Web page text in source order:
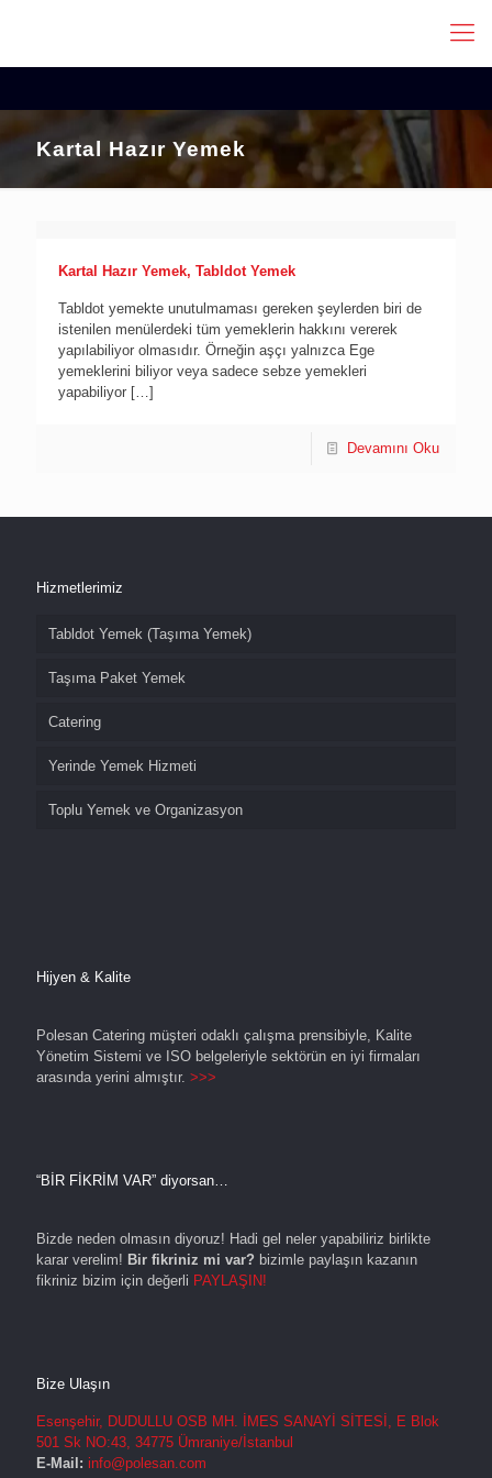
Kartal Hazır Yemek
Kartal Hazır Yemek, Tabldot Yemek
Tabldot yemekte unutulmaması gereken şeylerden biri de
istenilen menülerdeki tüm yemeklerin hakkını vererek
yapılabiliyor olmasıdır. Örneğin aşçı yalnızca Ege
yemeklerini biliyor veya sadece sebze yemekleri
yapabiliyor […]
Devamını Oku
Hizmetlerimiz
Tabldot Yemek (Taşıma Yemek)
Taşıma Paket Yemek
Catering
Yerinde Yemek Hizmeti
Toplu Yemek ve Organizasyon
Hijyen & Kalite
Polesan Catering müşteri odaklı çalışma prensibiyle, Kalite
Yönetim Sistemi ve ISO belgeleriyle sektörün en iyi firmaları
arasında yerini almıştır. >>>
“BİR FİKRİM VAR” diyorsan…
Bizde neden olmasın diyoruz! Hadi gel neler yapabiliriz birlikte
karar verelim! Bir fikriniz mi var? bizimle paylaşın kazanın
fikriniz bizim için değerli PAYLAŞIN!
Bize Ulaşın
Esenşehir, DUDULLU OSB MH. İMES SANAYİ SİTESİ, E Blok
501 Sk NO:43, 34775 Ümraniye/İstanbul
E-Mail: info@polesan.com